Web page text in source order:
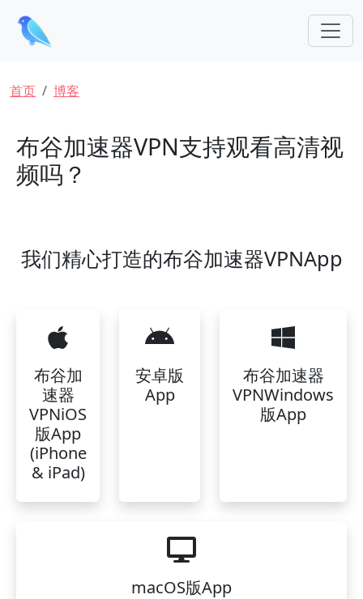
面包屑
首页 博客
布谷加速器VPN支持观看高清视
频吗？
我们精心打造的布谷加速器VPNApp
布谷加
速器
VPNiOS
版App
(iPhone
& iPad)
安卓版
App
布谷加速器
VPNWindows
版App
macOS版App